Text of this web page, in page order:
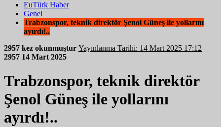
EuTürk Haber
Genel
Trabzonspor, teknik direktör Şenol Güneş ile yollarını
ayırdı!..
2957 kez okunmuştur
Yayınlanma Tarihi: 14 Mart 2025 17:12
2957 14 Mart 2025
Trabzonspor, teknik direktör
Şenol Güneş ile yollarını
ayırdı!..